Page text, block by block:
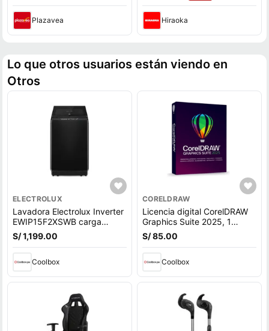
Plazavea Hiraoka
Lo que otros usuarios están viendo en
Otros
ELECTROLUX
Lavadora Electrolux Inverter
EWIP15F2XSWB carga
superior, capacidad 15 kg,
negro
S/ 1,199.00
Coolbox
CORELDRAW
Licencia digital CorelDRAW
Graphics Suite 2025, 1
dispositivo, compatible con
macOS, duración 1 año
S/ 85.00
Coolbox